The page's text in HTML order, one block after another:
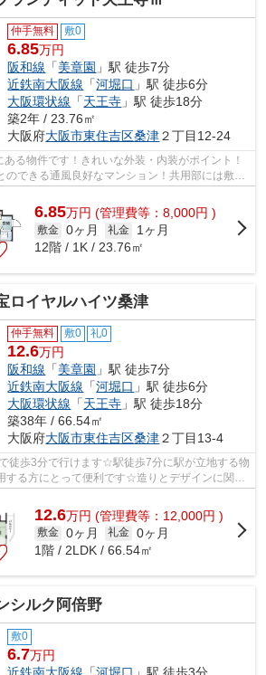
仲手無料 敷0
6.85万円
阪和線 「美章園 」駅 徒歩7分
近鉄南大阪線 「河堀口 」駅 徒歩6分
大阪環状線 「天王寺 」駅 徒歩18分
築2年 / 23.76㎡
大阪府大阪市東住吉区桑津２丁目12-24
る物件です！きれいな外装・内装がポイント！
できる通風良好なマンション！共用部には敷地
などが備わっ...
6.85万円 (管理費等：8,000円 )
敷金 0ヶ月 礼金
1ヶ月
12階 / 1K / 23.76㎡
ロイヤルハイツ桑津
仲手無料 敷0 礼0
12.6万円
阪和線 「美章園 」駅 徒歩7分
近鉄南大阪線 「河堀口 」駅 徒歩6分
大阪環状線 「天王寺 」駅 徒歩18分
築38年 / 66.54㎡
大阪府大阪市東住吉区桑津２丁目13-4
徒歩3分で行けます☆駅徒歩7分に駅が立地する物
する方にとって便利です☆造りとデザインに関し
12.6万円 (管理費等：12,000円 )
敷金 0ヶ月 礼金 0ヶ月
1階 / 2LDK / 66.54㎡
シルク阿倍野
敷0
6.7万円